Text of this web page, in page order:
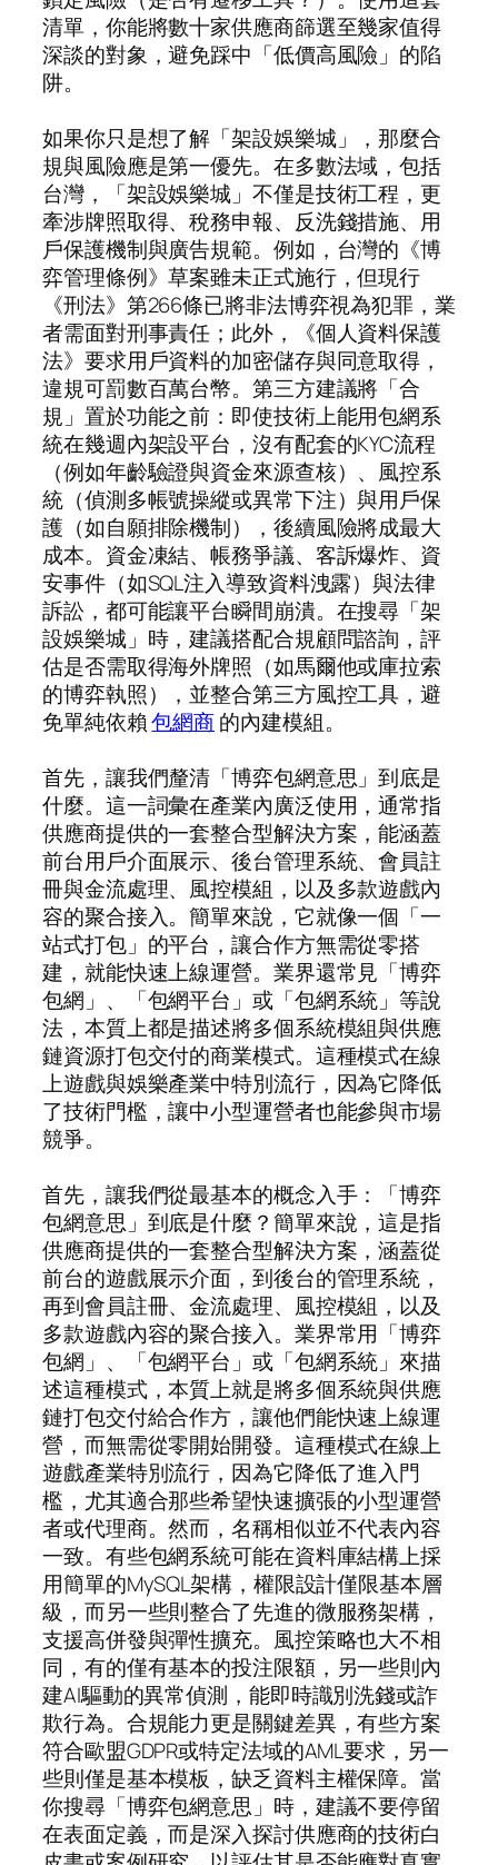
清單，你能將數十家供應商篩選至幾家值得
深談的對象，避免踩中「低價高風險」的陷
阱。
如果你只是想了解「架設娛樂城」，那麼合
規與風險應是第一優先。在多數法域，包括
台灣，「架設娛樂城」不僅是技術工程，更
牽涉牌照取得、稅務申報、反洗錢措施、用
戶保護機制與廣告規範。例如，台灣的《博
弈管理條例》草案雖未正式施行，但現行
《刑法》第266條已將非法博弈視為犯罪，業
者需面對刑事責任；此外，《個人資料保護
法》要求用戶資料的加密儲存與同意取得，
違規可罰數百萬台幣。第三方建議將「合
規」置於功能之前：即使技術上能用包網系
統在幾週內架設平台，沒有配套的KYC流程
（例如年齡驗證與資金來源查核）、風控系
統（偵測多帳號操縱或異常下注）與用戶保
護（如自願排除機制），後續風險將成最大
成本。資金凍結、帳務爭議、客訴爆炸、資
安事件（如SQL注入導致資料洩露）與法律
訴訟，都可能讓平台瞬間崩潰。在搜尋「架
設娛樂城」時，建議搭配合規顧問諮詢，評
估是否需取得海外牌照（如馬爾他或庫拉索
的博弈執照），並整合第三方風控工具，避
免單純依賴包網商的內建模組。
首先，讓我們釐清「博弈包網意思」到底是
什麼。這一詞彙在產業內廣泛使用，通常指
供應商提供的一套整合型解決方案，能涵蓋
前台用戶介面展示、後台管理系統、會員註
冊與金流處理、風控模組，以及多款遊戲內
容的聚合接入。簡單來說，它就像一個「一
站式打包」的平台，讓合作方無需從零搭
建，就能快速上線運營。業界還常見「博弈
包網」、「包網平台」或「包網系統」等說
法，本質上都是描述將多個系統模組與供應
鏈資源打包交付的商業模式。這種模式在線
上遊戲與娛樂產業中特別流行，因為它降低
了技術門檻，讓中小型運營者也能參與市場
競爭。
首先，讓我們從最基本的概念入手：「博弈
包網意思」到底是什麼？簡單來說，這是指
供應商提供的一套整合型解決方案，涵蓋從
前台的遊戲展示介面，到後台的管理系統，
再到會員註冊、金流處理、風控模組，以及
多款遊戲內容的聚合接入。業界常用「博弈
包網」、「包網平台」或「包網系統」來描
述這種模式，本質上就是將多個系統與供應
鏈打包交付給合作方，讓他們能快速上線運
營，而無需從零開始開發。這種模式在線上
遊戲產業特別流行，因為它降低了進入門
檻，尤其適合那些希望快速擴張的小型運營
者或代理商。然而，名稱相似並不代表內容
一致。有些包網系統可能在資料庫結構上採
用簡單的MySQL架構，權限設計僅限基本層
級，而另一些則整合了先進的微服務架構，
支援高併發與彈性擴充。風控策略也大不相
同，有的僅有基本的投注限額，另一些則內
建AI驅動的異常偵測，能即時識別洗錢或詐
欺行為。合規能力更是關鍵差異，有些方案
符合歐盟GDPR或特定法域的AML要求，另一
些則僅是基本模板，缺乏資料主權保障。當
你搜尋「博弈包網意思」時，建議不要停留
在表面定義，而是深入探討供應商的技術白